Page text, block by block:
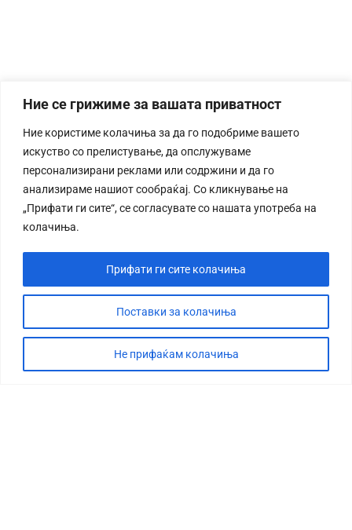
Ние се грижиме за вашата приватност
Ние користиме колачиња за да го подобриме вашето
искуство со прелистување, да опслужуваме
персонализирани реклами или содржини и да го
анализираме нашиот сообраќај. Со кликнување на
„Прифати ги сите“, се согласувате со нашата употреба на
колачиња.
Поставки за колачиња
Не прифаќам колачиња
Прифати ги сите колачиња